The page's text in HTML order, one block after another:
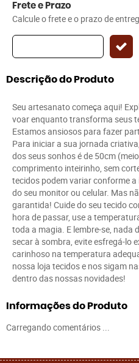
Frete e Prazo
Calcule o frete e o prazo de
Descrição do Produto
Seu artesanato começa aqui!
voar enquanto transforma seus
Estamos ansiosos para fazer
Para iniciar a sua jornada
dos seus sonhos é de 50cm
comprimento inteirinho, sem
tecidos podem variar conforme
do seu monitor ou celular. Mas
garantida! Cuide do seu tecido
hora de passar, use a
toda a magia. E lembre-se, nada
secar à sombra, evite esfregá-lo
carinhoso na temperatura
nossa loja tecidos e nos sigam
dentro das nossas novidades!
Informações do Produto
Carregando comentários ...